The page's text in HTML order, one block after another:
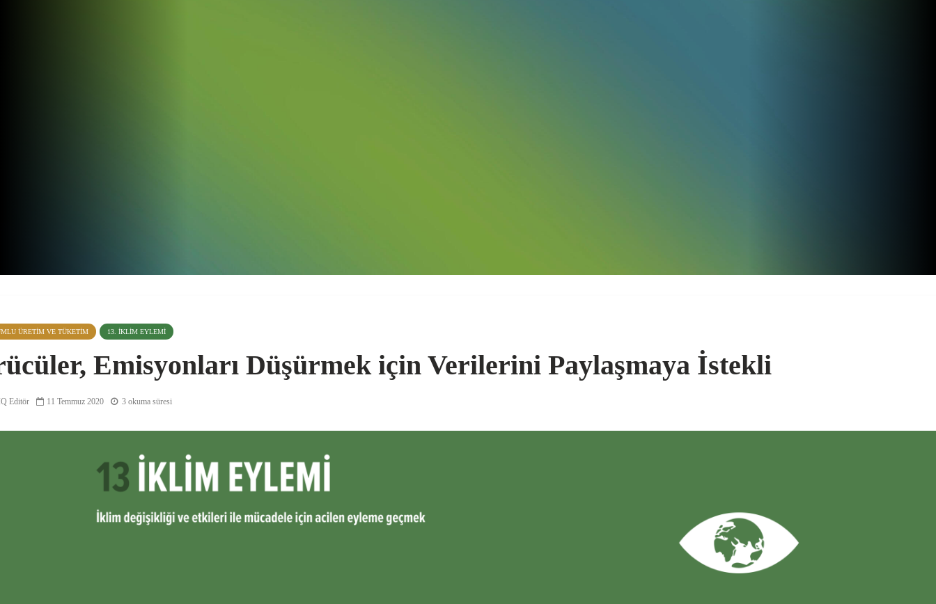
ÜRETIM VE TÜKETIM 13. İKLIM EYLEMI
Emisyonları Düşürmek için Verilerini Paylaşmaya İstekli
Editör 11 Temmuz 2020 3 okuma süresi